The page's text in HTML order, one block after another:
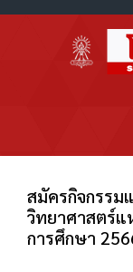
สมัครกิจกรร
วิทยาศาสตร์แ
การศึกษา